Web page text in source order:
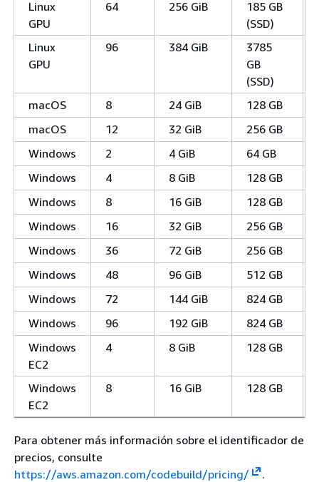
Linux
GPU
64 256 GiB
185 GB
(SSD)
Linux
GPU
96 384 GiB
3785
GB
(SSD)
macOS 8 24 GiB 128 GB
macOS 12 32 GiB 256 GB
Windows 2 4 GiB 64 GB
Windows 4 8 GiB 128 GB
Windows 8 16 GiB 128 GB
Windows 16 32 GiB 256 GB
Windows 36 72 GiB 256 GB
Windows 48 96 GiB 512 GB
Windows 72 144 GiB 824 GB
Windows 96 192 GiB 824 GB
Windows
EC2
4 8 GiB 128 GB
Windows
EC2
8 16 GiB 128 GB
Para obtener más información sobre el identificador de
precios, consulte
https://aws.amazon.com/codebuild/pricing/
.